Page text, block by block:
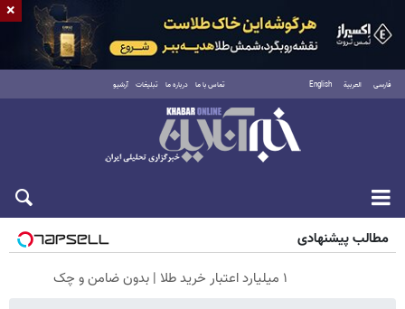
فارسی العربية English تماس با ما درباره ما تبلیغات آرشیو
جمعه ۱۶ مرداد ۱۴۰۵
مطالب پیشنهادی
۱ میلیارد اعتبار خرید طلا | بدون ضامن و چک
×